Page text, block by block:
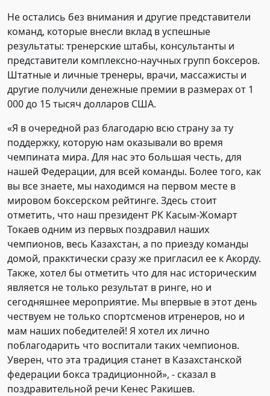
Не остались без внимания и другие представители
команд, которые внесли вклад в успешные
результаты: тренерские штабы, консультанты и
представители комплексно-научных групп боксеров.
Штатные и личные тренеры, врачи, массажисты и
другие получили денежные премии в размерах от 1
000 до 15 тысяч долларов США.
«Я в очередной раз благодарю всю страну за ту
поддержку, которую нам оказывали во время
чемпината мира. Для нас это большая честь, для
нашей Федерации, для всей команды. Более того, как
вы все знаете, мы находимся на первом месте в
мировом боксерском рейтинге. Здесь стоит
отметить, что наш президент РК Касым-Жомарт
Токаев одним из первых поздравил наших
чемпионов, весь Казахстан, а по приезду команды
домой, пракктически сразу же пригласил ее к Акорду.
Также, хотел бы отметить что для нас историческим
является не только результат в ринге, но и
сегодняшнее мероприятие. Мы впервые в этот день
чествуем не только спортсменов итренеров, но и
мам наших победителей! Я хотел их лично
поблагодарить что воспитали таких чемпионов.
Уверен, что эта традиция станет в Казахстанской
федерации бокса традиционной», - сказал в
поздравительной речи Кенес Ракишев.